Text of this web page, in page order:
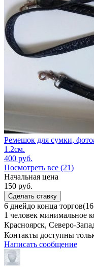
Ремешок для сумки,
1.2см.
400 руб.
Посмотреть все (21)
Начальная цена
150 руб.
Сделать ставку
6 днейдо конца торгов
1 человек минимальное
Красноярск, Северо-
Контакты доступны
Написать сообщение